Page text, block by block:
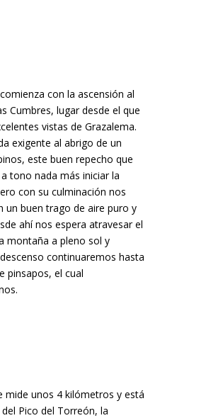
con la ascensión al
Cumbres, lugar desde el que
vistas de Grazalema.
exigente al abrigo de un
este buen repecho que
tono nada más iniciar la
con su culminación nos
un buen trago de aire puro y
ahí nos espera atravesar el
montaña a pleno sol y
continuaremos hasta
pinsapos, el cual
mide unos 4 kilómetros y está
Pico del Torreón, la